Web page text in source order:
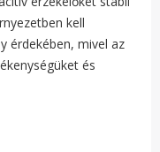
kell
érdekében, mivel az
és